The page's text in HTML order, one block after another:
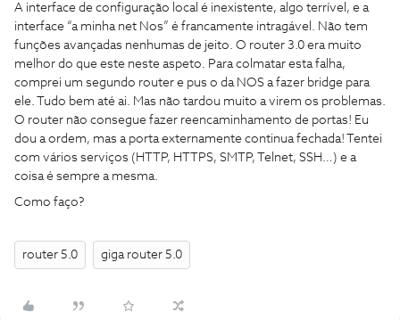
A interface de configuração local é inexistente, algo terrível, e a
interface “a minha net Nos” é francamente intragável. Não tem
funções avançadas nenhumas de jeito. O router 3.0 era muito
melhor do que este neste aspeto. Para colmatar esta falha,
comprei um segundo router e pus o da NOS a fazer bridge para
ele. Tudo bem até ai. Mas não tardou muito a virem os problemas.
O router não consegue fazer reencaminhamento de portas! Eu
dou a ordem, mas a porta externamente continua fechada! Tentei
com vários serviços (HTTP, HTTPS, SMTP, Telnet, SSH…) e a
coisa é sempre a mesma.
Como faço?
router 5.0 giga router 5.0